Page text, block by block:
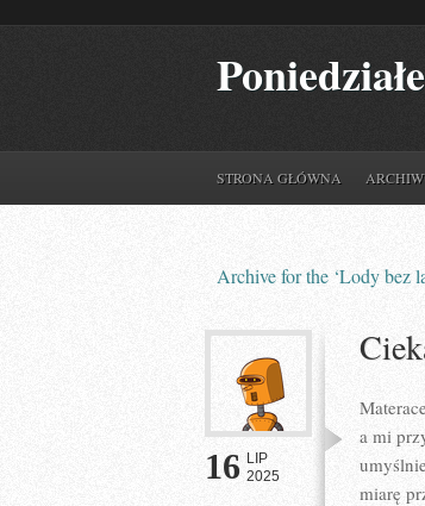
STRONA GŁÓWNA
Archive for the ‘Lody bez
16 LIP
2025
a mi
miarę